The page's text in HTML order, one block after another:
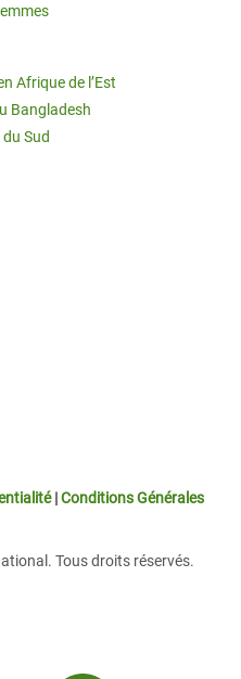
Afrique de l’Est
Bangladesh
Sud
|Conditions Générales
Tous droits réservés.